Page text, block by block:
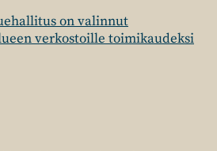
on valinnut
verkostoille toimikaudeksi